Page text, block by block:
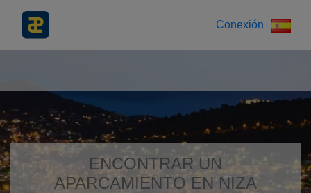
Conexión
ENCONTRAR UN
APARCAMIENTO EN NIZA